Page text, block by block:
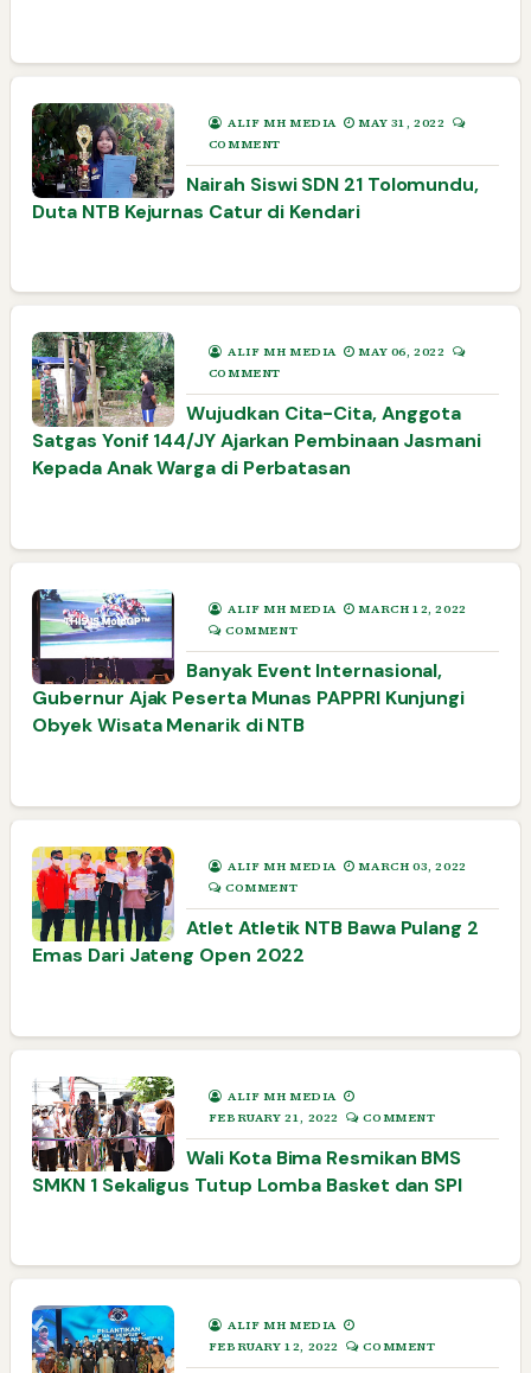
ALIF MH MEDIA
MAY 31, 2022
COMMENT
Nairah Siswi SDN 21 Tolomundu,
Duta NTB Kejurnas Catur di Kendari
ALIF MH MEDIA
MAY 06, 2022
COMMENT
Wujudkan Cita-Cita, Anggota
Satgas Yonif 144/JY Ajarkan Pembinaan Jasmani
Kepada Anak Warga di Perbatasan
ALIF MH MEDIA
MARCH 12, 2022
COMMENT
Banyak Event Internasional,
Gubernur Ajak Peserta Munas PAPPRI Kunjungi
Obyek Wisata Menarik di NTB
ALIF MH MEDIA
MARCH 03, 2022
COMMENT
Atlet Atletik NTB Bawa Pulang 2
Emas Dari Jateng Open 2022
ALIF MH MEDIA
FEBRUARY 21, 2022
COMMENT
Wali Kota Bima Resmikan BMS
SMKN 1 Sekaligus Tutup Lomba Basket dan SPI
ALIF MH MEDIA
FEBRUARY 12, 2022
COMMENT